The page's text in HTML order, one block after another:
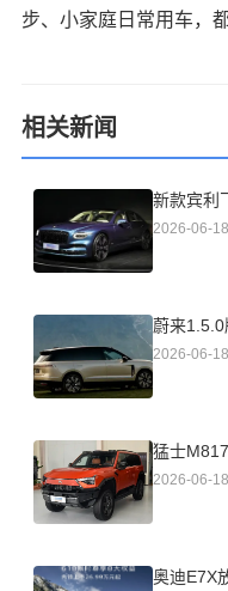
步、小家庭日常用车，
相关新闻
新款宾利
2026-06-18
蔚来
2026-06-18
猛士
2026-06-18
奥迪E7X